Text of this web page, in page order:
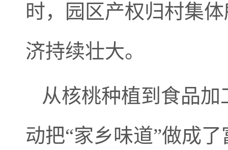
时，园区产权归村集
济持续壮大。
从核桃种植到食品
动把“家乡味道”做成